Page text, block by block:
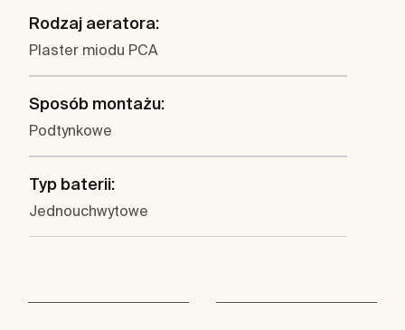
Rodzaj aeratora:
Plaster miodu PCA
Sposób montażu:
Podtynkowe
Typ baterii:
Jednouchwytowe